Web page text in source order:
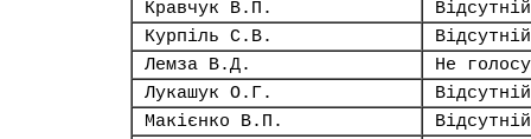
Кравчук В.П.
Відсутній
Курпіль С.В.
Відсутній
Лемза В.Д.
Не
Лукашук О.Г.
Відсутній
Макієнко В.П.
Відсутній